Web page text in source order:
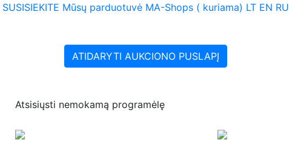
SUSISIEKITE Mūsų parduotuvė MA-Shops ( kuriama) LT EN RU
ATIDARYTI AUKCIONO PUSLAPĮ
Atsisiųsti nemokamą programėlę